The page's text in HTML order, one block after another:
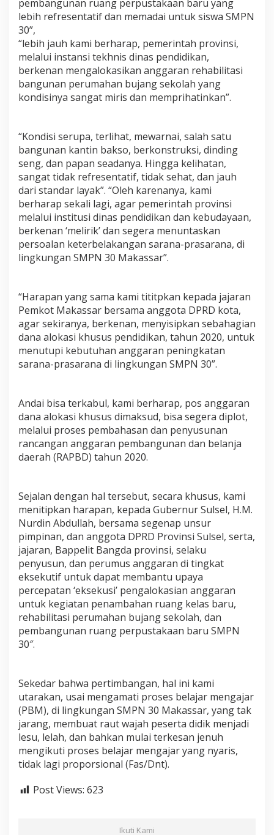
pembangunan ruang perpustakaan baru yang
lebih refresentatif dan memadai untuk siswa SMPN
30”,
“lebih jauh kami berharap, pemerintah provinsi,
melalui instansi tekhnis dinas pendidikan,
berkenan mengalokasikan anggaran rehabilitasi
bangunan perumahan bujang sekolah yang
kondisinya sangat miris dan memprihatinkan”.
“Kondisi serupa, terlihat, mewarnai, salah satu
bangunan kantin bakso, berkonstruksi, dinding
seng, dan papan seadanya. Hingga kelihatan,
sangat tidak refresentatif, tidak sehat, dan jauh
dari standar layak”. “Oleh karenanya, kami
berharap sekali lagi, agar pemerintah provinsi
melalui institusi dinas pendidikan dan kebudayaan,
berkenan ‘melirik’ dan segera menuntaskan
persoalan keterbelakangan sarana-prasarana, di
lingkungan SMPN 30 Makassar”.
“Harapan yang sama kami tititpkan kepada jajaran
Pemkot Makassar bersama anggota DPRD kota,
agar sekiranya, berkenan, menyisipkan sebahagian
dana alokasi khusus pendidikan, tahun 2020, untuk
menutupi kebutuhan anggaran peningkatan
sarana-prasarana di lingkungan SMPN 30”.
Andai bisa terkabul, kami berharap, pos anggaran
dana alokasi khusus dimaksud, bisa segera diplot,
melalui proses pembahasan dan penyusunan
rancangan anggaran pembangunan dan belanja
daerah (RAPBD) tahun 2020.
Sejalan dengan hal tersebut, secara khusus, kami
menitipkan harapan, kepada Gubernur Sulsel, H.M.
Nurdin Abdullah, bersama segenap unsur
pimpinan, dan anggota DPRD Provinsi Sulsel, serta,
jajaran, Bappelit Bangda provinsi, selaku
penyusun, dan perumus anggaran di tingkat
eksekutif untuk dapat membantu upaya
percepatan ‘eksekusi’ pengalokasian anggaran
untuk kegiatan penambahan ruang kelas baru,
rehabilitasi perumahan bujang sekolah, dan
pembangunan ruang perpustakaan baru SMPN
30″.
Sekedar bahwa pertimbangan, hal ini kami
utarakan, usai mengamati proses belajar mengajar
(PBM), di lingkungan SMPN 30 Makassar, yang tak
jarang, membuat raut wajah peserta didik menjadi
lesu, lelah, dan bahkan mulai terkesan jenuh
mengikuti proses belajar mengajar yang nyaris,
tidak lagi proporsional (Fas/Dnt).
Post Views: 623
Ikuti Kami